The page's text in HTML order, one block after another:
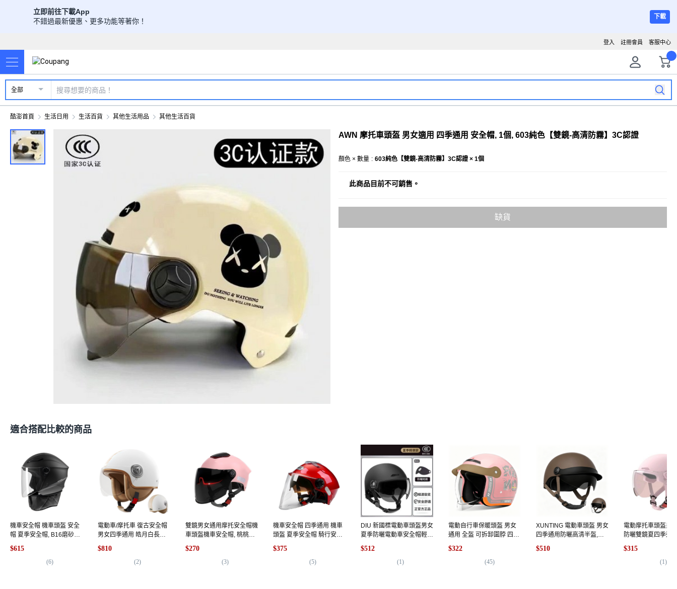
立即前往下載App
不錯過最新優惠、更多功能等著你！
下載
客服中心
註冊會員
登入
全部
酷澎首頁 生活日用 生活百貨 其他生活用品 其他生活百貨
AWN 摩托車頭盔 男女適用 四季通用 安全帽, 1個, 603純色【雙鏡-高清防霧】3C認證
顏色 × 數量 : 603純色【雙鏡-高清防霧】3C認證 × 1個
此商品目前不可銷售。
缺貨
適合搭配比較的商品
機車安全帽 機車頭盔 安全
帽 夏季安全帽, B16磨砂黑
圍脖款 + 雙鏡片
$615
(6)
電動車/摩托車 復古安全帽
男女四季通用 皓月白長鏡
機車安全帽, 白 - ENJOY 短
鏡
$810
(2)
雙鏡男女通用摩托安全帽機
車頭盔機車安全帽, 桃桃粉
防曬雙鏡 + 通風天窗]
$270
(3)
機車安全帽 四季通用 機車
頭盔 夏季安全帽 騎行安全
帽 防曬安全帽, 雙鏡魅力紅
高畫質鏡片
$375
(5)
DIU 新國標電動車頭盔男女
夏季防曬電動車安全帽輕便
半盔, 顏色黑色茶鏡
$512
(1)
電動自行車保暖頭盔 男女
通用 全盔 可拆卸圍脖 四季
適用 安全頭盔, 666粉色
$322
(45)
XUNTING 電動車頭盔 男女
四季通用防曬高清半盔,
SKU-22- 復古棕【帽檐_防
曬內鏡】_長透
$510
電動摩托車頭盔男
防曬雙鏡夏四季通
帽, 櫻花粉-A類【送
鏡】
$315
(1)